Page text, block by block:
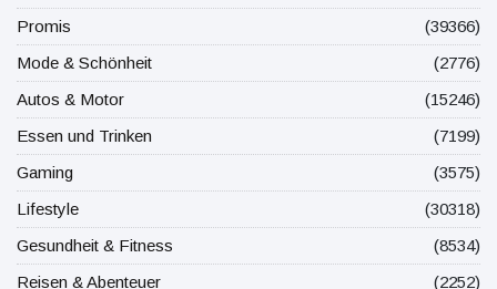
Promis
(39366)
Mode & Schönheit
(2776)
Autos & Motor
(15246)
Essen und Trinken
(7199)
Gaming
(3575)
Lifestyle
(30318)
Gesundheit & Fitness
(8534)
Reisen & Abenteuer
(2252)